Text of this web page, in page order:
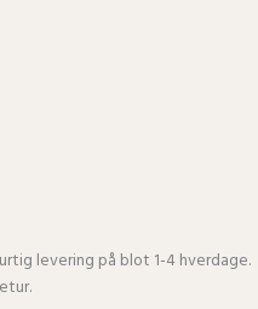
levering på blot 1-4 hverdage.